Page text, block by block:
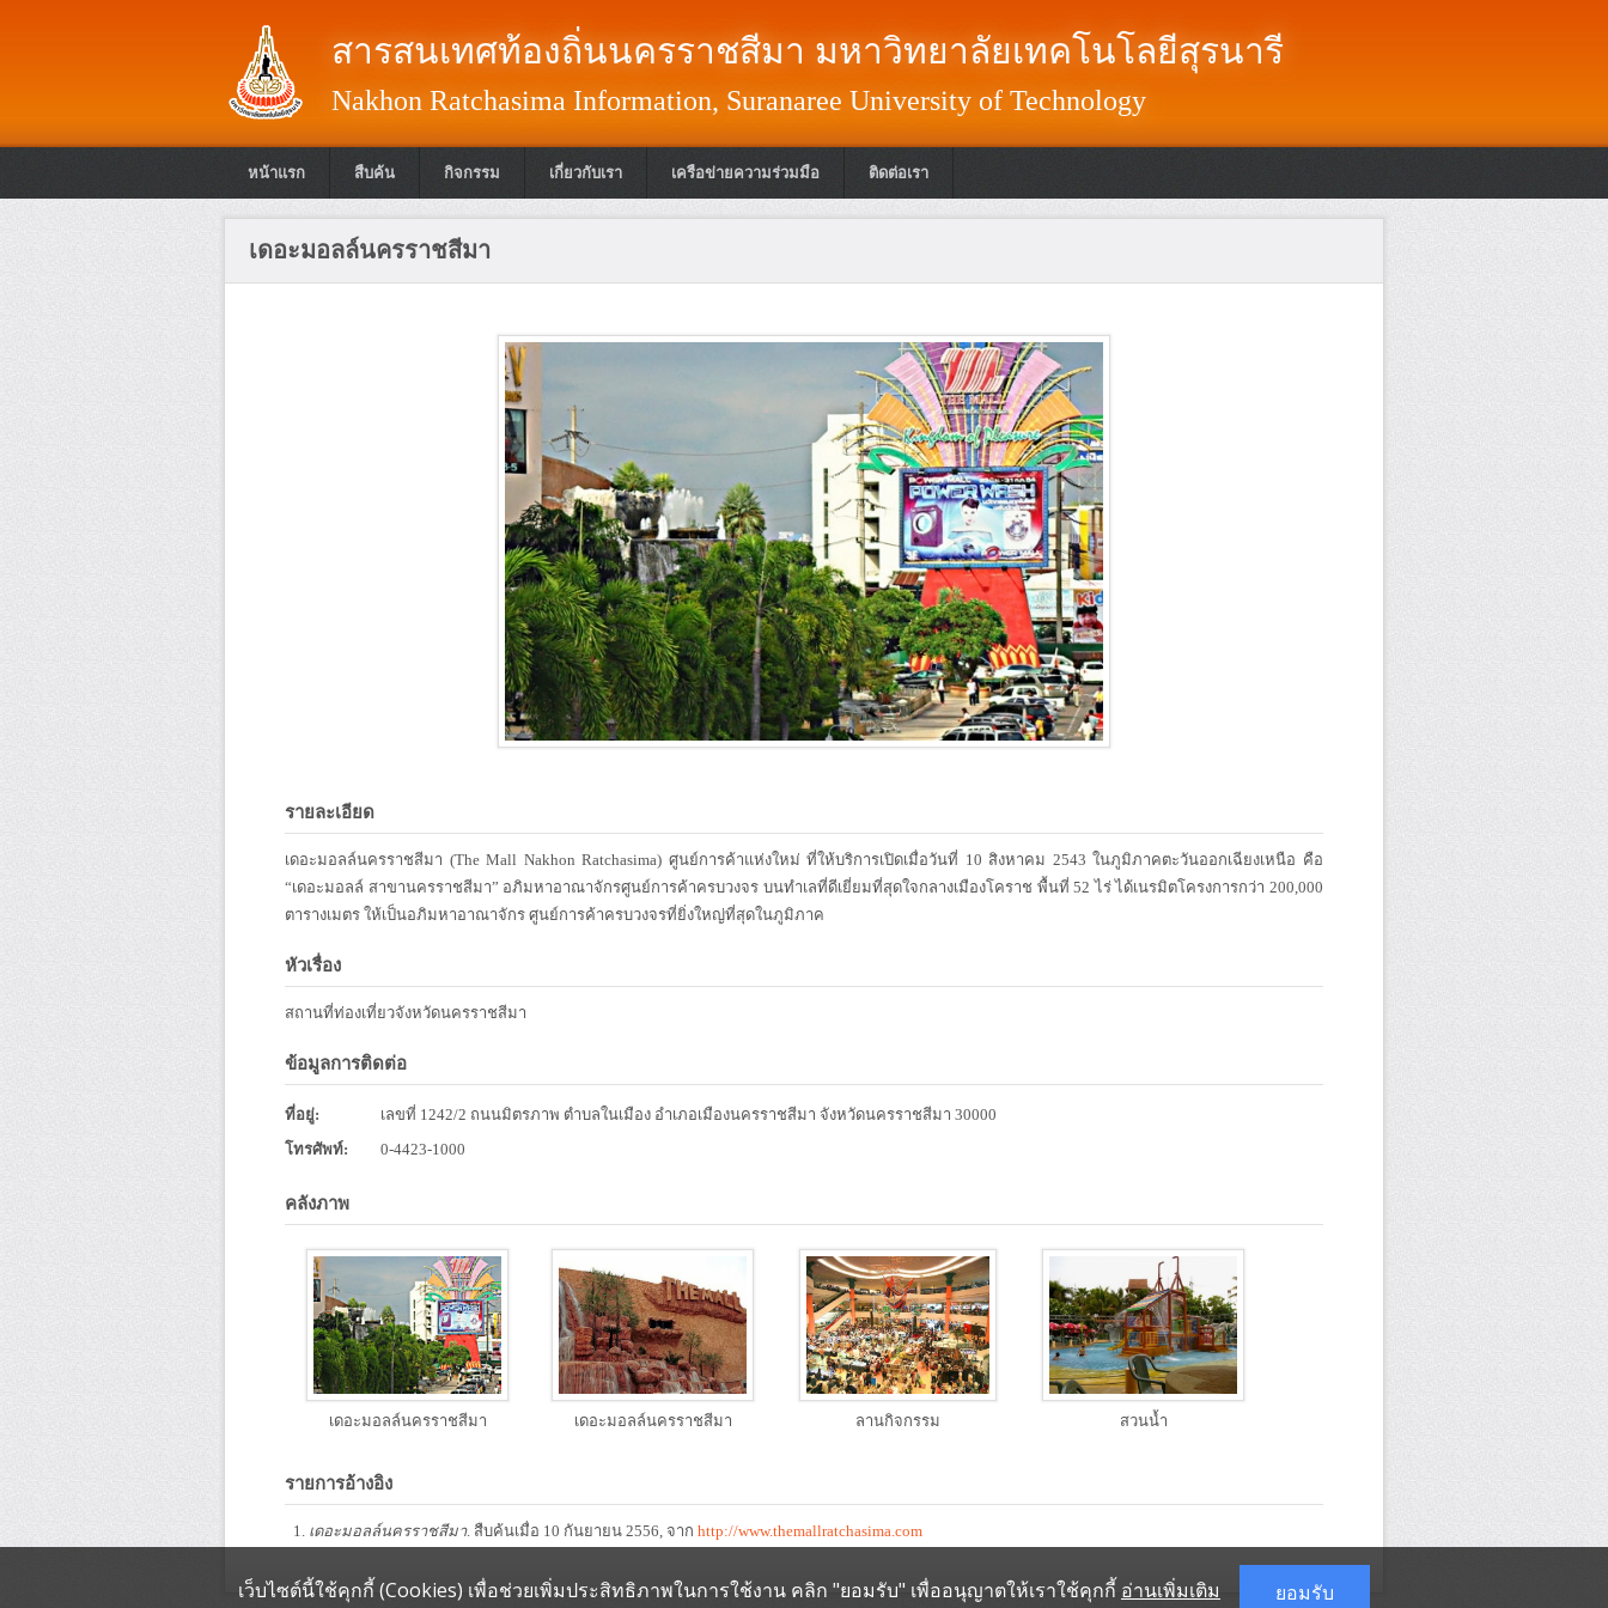
สารสนเทศท้องถิ่นนครราชสีมา มหาวิทยาลัยเทคโนโลยีสุรนารี
Nakhon Ratchasima Information, Suranaree University of Technology
หน้าแรก สืบค้น กิจกรรม เกี่ยวกับเรา เครือข่ายความร่วมมือ ติดต่อเรา
เดอะมอลล์นครราชสีมา
รายละเอียด
เดอะมอลล์นครราชสีมา (The Mall Nakhon Ratchasima) ศูนย์การค้าแห่งใหม่ ที่ให้บริการเปิดเมื่อวันที่ 10 สิงหาคม 2543 ในภูมิภาคตะวันออกเฉียงเหนือ คือ
“เดอะมอลล์ สาขานครราชสีมา” อภิมหาอาณาจักรศูนย์การค้าครบวงจร บนทำเลที่ดีเยี่ยมที่สุดใจกลางเมืองโคราช พื้นที่ 52 ไร่ ได้เนรมิตโครงการกว่า 200,000
ตารางเมตร ให้เป็นอภิมหาอาณาจักร ศูนย์การค้าครบวงจรที่ยิ่งใหญ่ที่สุดในภูมิภาค
หัวเรื่อง
สถานที่ท่องเที่ยวจังหวัดนครราชสีมา
ข้อมูลการติดต่อ
ที่อยู่:
เลขที่ 1242/2 ถนนมิตรภาพ ตำบลในเมือง อำเภอเมืองนครราชสีมา จังหวัดนครราชสีมา 30000
โทรศัพท์:
0-4423-1000
คลังภาพ
เดอะมอลล์นครราชสีมา เดอะมอลล์นครราชสีมา ลานกิจกรรม สวนน้ำ
รายการอ้างอิง
เดอะมอลล์นครราชสีมา. สืบค้นเมื่อ 10 กันยายน 2556, จาก http://www.themallratchasima.com
เว็บไซต์นี้ใช้คุกกี้ (Cookies) เพื่อช่วยเพิ่มประสิทธิภาพในการใช้งาน คลิก "ยอมรับ" เพื่ออนุญาตให้เราใช้คุกกี้ อ่านเพิ่มเติม ยอมรับ